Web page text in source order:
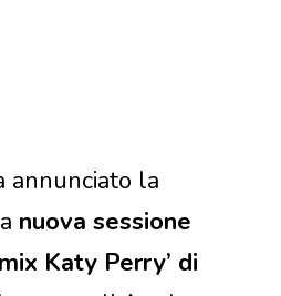
annunciato la
nuova sessione
Katy Perry’ di